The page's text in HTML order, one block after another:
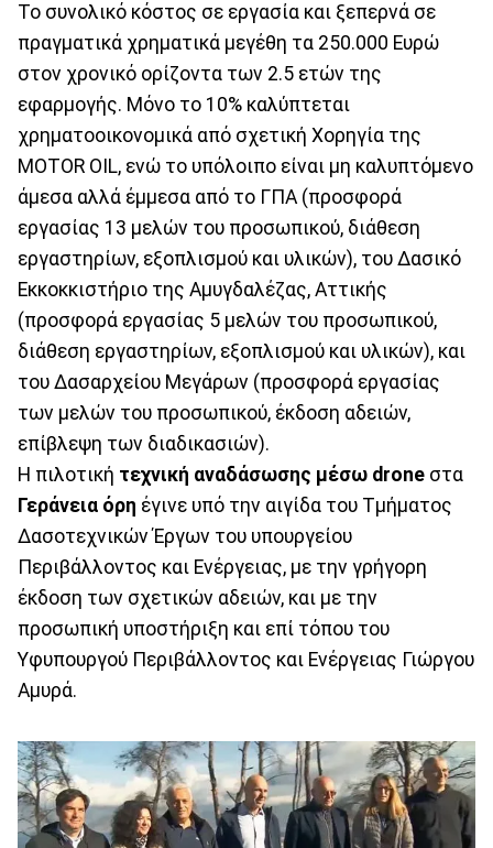
Το συνολικό κόστος σε εργασία και ξεπερνά σε
πραγματικά χρηματικά μεγέθη τα 250.000 Ευρώ
στον χρονικό ορίζοντα των 2.5 ετών της
εφαρμογής. Μόνο το 10% καλύπτεται
χρηματοοικονομικά από σχετική Xορηγία της
ΜOTOR OIL, ενώ το υπόλοιπο είναι μη καλυπτόμενο
άμεσα αλλά έμμεσα από το ΓΠΑ (προσφορά
εργασίας 13 μελών του προσωπικού, διάθεση
εργαστηρίων, εξοπλισμού και υλικών), του Δασικό
Εκκοκκιστήριο της Αμυγδαλέζας, Αττικής
(προσφορά εργασίας 5 μελών του προσωπικού,
διάθεση εργαστηρίων, εξοπλισμού και υλικών), και
του Δασαρχείου Μεγάρων (προσφορά εργασίας
των μελών του προσωπικού, έκδοση αδειών,
επίβλεψη των διαδικασιών).
Η πιλοτική τεχνική αναδάσωσης μέσω drone στα
Γεράνεια όρη έγινε υπό την αιγίδα του Τμήματος
Δασοτεχνικών Έργων του υπουργείου
Περιβάλλοντος και Ενέργειας, με την γρήγορη
έκδοση των σχετικών αδειών, και με την
προσωπική υποστήριξη και επί τόπου του
Υφυπουργού Περιβάλλοντος και Ενέργειας Γιώργου
Αμυρά.